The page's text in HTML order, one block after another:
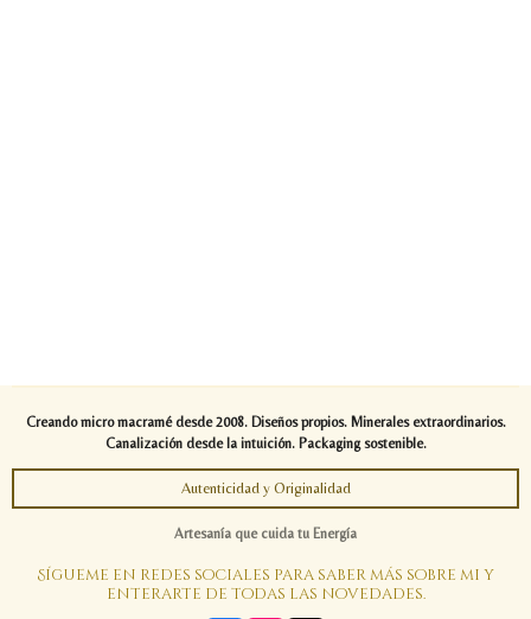
Creando micro macramé desde 2008. Diseños propios. Minerales extraordinarios.
Canalización desde la intuición. Packaging sostenible.
Autenticidad y Originalidad
Artesanía que cuida tu Energía
Sígueme en redes sociales para saber más sobre mi y
enterarte de todas las novedades.